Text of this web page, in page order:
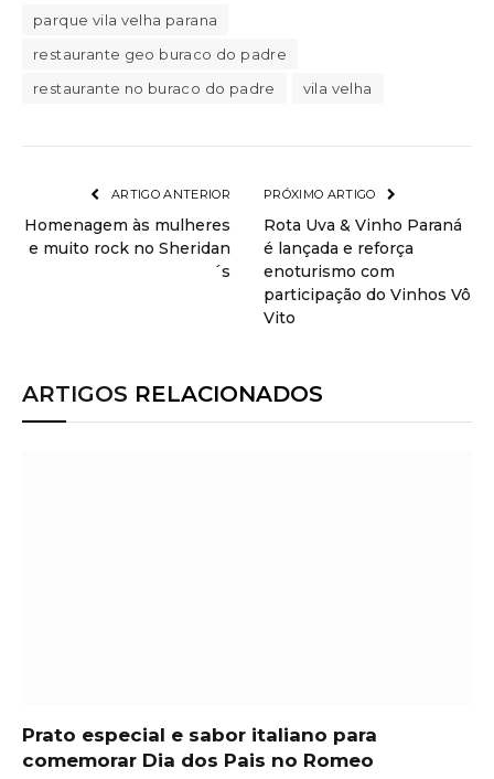
parque vila velha parana
restaurante geo buraco do padre
restaurante no buraco do padre
vila velha
ARTIGO ANTERIOR
Homenagem às mulheres
e muito rock no Sheridan
´s
PRÓXIMO ARTIGO
Rota Uva & Vinho Paraná
é lançada e reforça
enoturismo com
participação do Vinhos Vô
Vito
ARTIGOS RELACIONADOS
Prato especial e sabor italiano para
comemorar Dia dos Pais no Romeo